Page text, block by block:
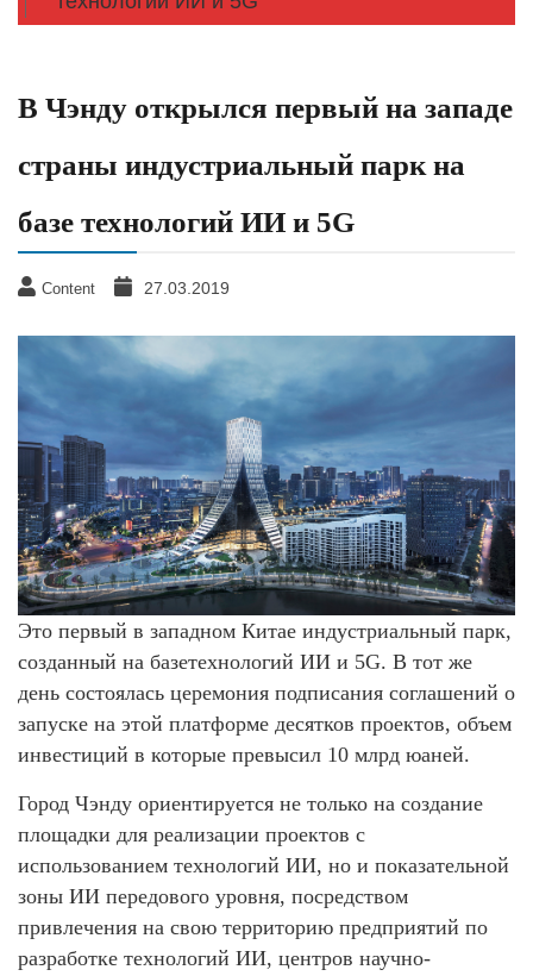
В Чэнду открылся первый на западе
страны индустриальный парк на
базе технологий ИИ и 5G
Content 27.03.2019
Это первый в западном Китае индустриальный парк,
созданный на базетехнологий ИИ и 5G. В тот же
день состоялась церемония подписания соглашений о
запуске на этой платформе десятков проектов, объем
инвестиций в которые превысил 10 млрд юаней.
Город Чэнду ориентируется не только на создание
площадки для реализации проектов с
использованием технологий ИИ, но и показательной
зоны ИИ передового уровня, посредством
привлечения на свою территорию предприятий по
разработке технологий ИИ, центров научно-